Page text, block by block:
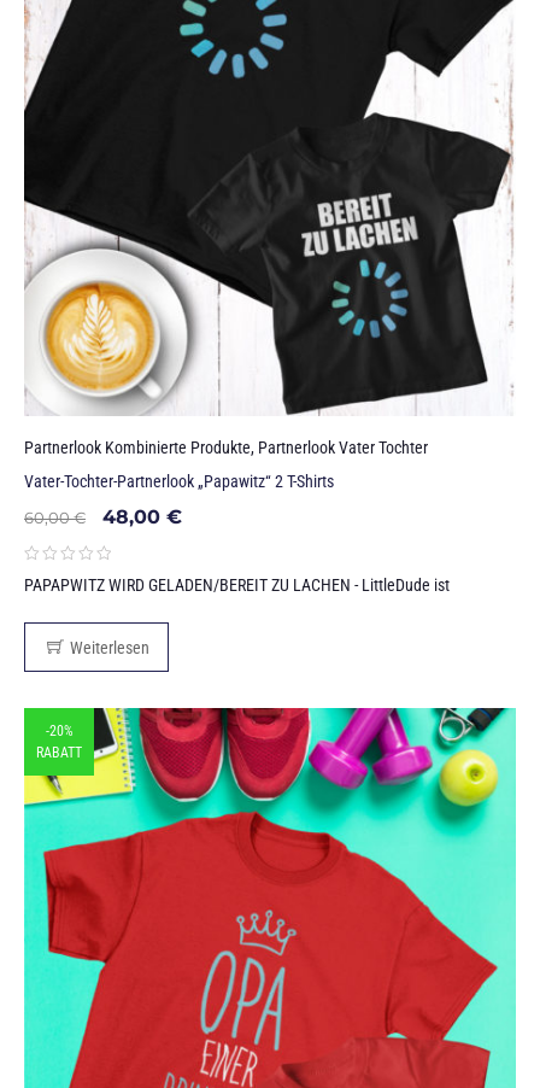
Partnerlook Kombinierte Produkte, Partnerlook Vater Tochter
Vater-Tochter-Partnerlook „Papawitz“ 2 T-Shirts
60,00€ 48,00 €
PAPAPWITZ WIRD GELADEN/BEREIT ZU LACHEN - LittleDude ist
Weiterlesen
-20%
RABATT